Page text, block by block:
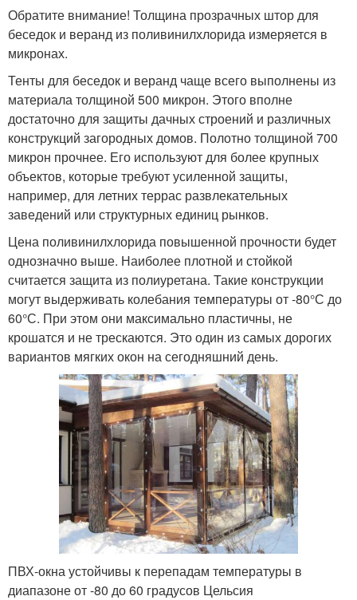
Обратите внимание! Толщина прозрачных штор для
беседок и веранд из поливинилхлорида измеряется в
микронах.
Тенты для беседок и веранд чаще всего выполнены из
материала толщиной 500 микрон. Этого вполне
достаточно для защиты дачных строений и различных
конструкций загородных домов. Полотно толщиной 700
микрон прочнее. Его используют для более крупных
объектов, которые требуют усиленной защиты,
например, для летних террас развлекательных
заведений или структурных единиц рынков.
Цена поливинилхлорида повышенной прочности будет
однозначно выше. Наиболее плотной и стойкой
считается защита из полиуретана. Такие конструкции
могут выдерживать колебания температуры от -80°С до
60°С. При этом они максимально пластичны, не
крошатся и не трескаются. Это один из самых дорогих
вариантов мягких окон на сегодняшний день.
ПВХ-окна устойчивы к перепадам температуры в
диапазоне от -80 до 60 градусов Цельсия